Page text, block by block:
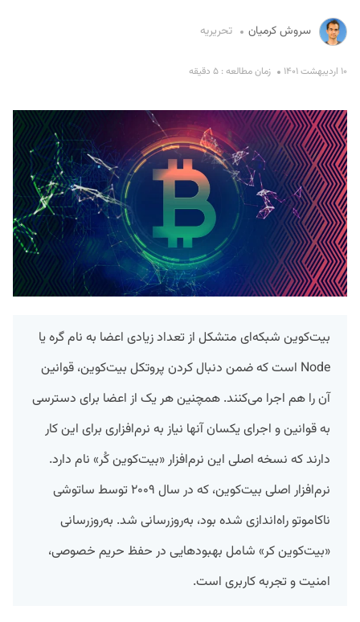
سروش کرمیان تحریریه
۱۰ اردیبهشت ۱۴۰۱ زمان مطالعه : ۵ دقیقه
بیت‌کوین شبکه‌ای متشکل از تعداد زیادی اعضا به نام گره یا
Node است که ضمن دنبال کردن پروتکل بیت‌کوین، قوانین
آن را هم اجرا می‌کنند. همچنین هر یک از اعضا برای دسترسی
به قوانین و اجرای یکسان آنها نیاز به نرم‌افزاری برای این‌ کار
دارند که نسخه اصلی این نرم‌افزار «بیت‌کوین کُر» نام دارد.
نرم‌افزار اصلی بیت‌کوین، که در سال ۲۰۰۹ توسط ساتوشی
ناکاموتو راه‌اندازی شده بود، به‌روزرسانی شد. به‌روزرسانی
«بیت‌کوین کر» شامل بهبودهایی در حفظ حریم خصوصی،
امنیت و تجربه کاربری است.